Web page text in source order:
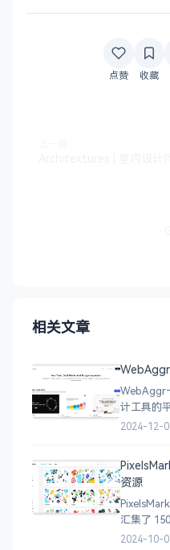
点赞 收藏
相关文章
WebAggr
计工具的
案例，涵
计，应
2024-12-
资源
汇集了
插画和图
2024-10-